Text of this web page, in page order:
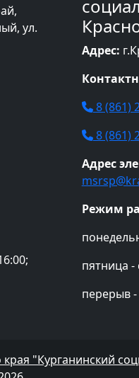
ул.
Адрес:
8 (861)
8 (861)
Адрес
Режим
пятница -
перерыв -
"Курганинский